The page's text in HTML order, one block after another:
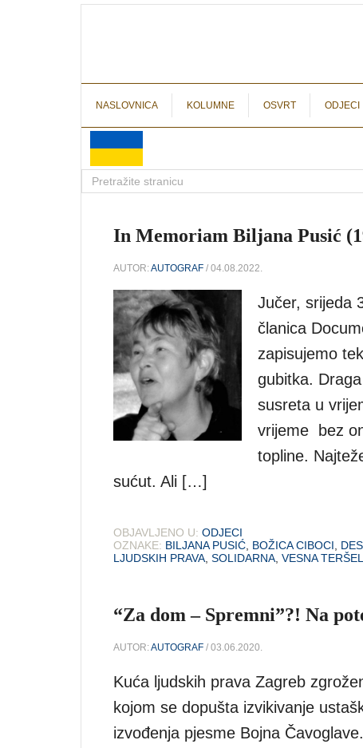
NASLOVNICA KOLUMNE OSVRT ODJECI
In Memoriam Biljana Pusić
AUTOR:AUTOGRAF / 04.08.2022.
Jučer, srijeda
članica
zapisujemo
gubitka.
susreta u
vrijeme bez
topline.
sućut. Ali […]
OBJAVLJENO U: ODJECI
OZNAKE: BILJANA PUSIĆ BOŽICA CIBOCI
LJUDSKIH PRAVA SOLIDARNA VESNA
“Za dom – Spremni”?! Na
AUTOR:AUTOGRAF / 03.06.2020.
Kuća ljudskih prava Zagreb
kojom se dopušta izvikivanje
izvođenja pjesme Bojna Čavoglave.